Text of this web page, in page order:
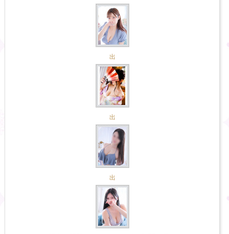
出
出
出